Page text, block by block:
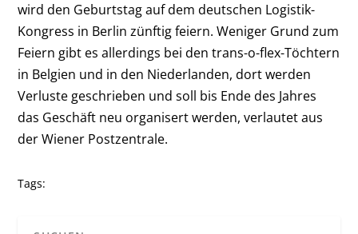
wird den Geburtstag auf dem deutschen Logistik-
Kongress in Berlin zünftig feiern. Weniger Grund zum
Feiern gibt es allerdings bei den trans-o-flex-Töchtern
in Belgien und in den Niederlanden, dort werden
Verluste geschrieben und soll bis Ende des Jahres
das Geschäft neu organisert werden, verlautet aus
der Wiener Postzentrale.
Tags: